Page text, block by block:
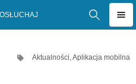
Aktualności,Aplikacja mobilna